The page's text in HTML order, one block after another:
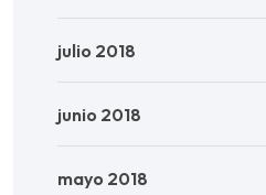
julio 2018
junio 2018
mayo 2018